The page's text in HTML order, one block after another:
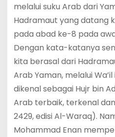
melalui suku Arab dari
Hadramaut yang datang
pada abad ke-8 pada
Dengan kata-katanya
kita berasal dari
Arab Yaman, melalui
dikenal sebagai Hujr bin
Arab terbaik, terkenal
2429, edisi Al-Waraq).
Mohammad Enan